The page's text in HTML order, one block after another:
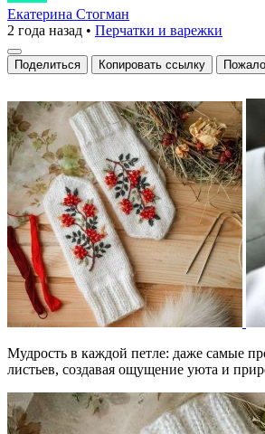
когда
руки
в
и
стиле
Екатерина Стогман
2 года назад • Перчатки и варежки
Поделиться Копировать ссылку
Мудрость в каждой петле: даже самые
листьев, создавая ощущение уюта и